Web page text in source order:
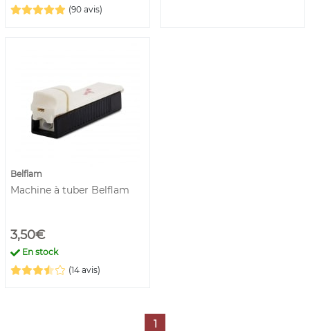
(90 avis)
Belflam
Machine à tuber Belflam
3,50€
En stock
(14 avis)
1